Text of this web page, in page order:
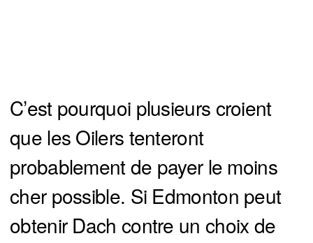
C’est pourquoi plusieurs croient
que les Oilers tenteront
probablement de payer le moins
cher possible. Si Edmonton peut
obtenir Dach contre un choix de